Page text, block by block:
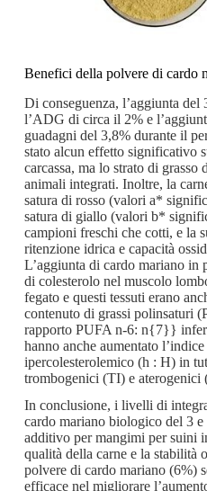
Benefici della polvere di cardo
Di conseguenza, l’aggiunta
l’ADG di circa il 2% e
guadagni del 3,8% durante il
stato alcun effetto significativo
carcassa, ma lo strato di grasso
animali integrati. Inoltre, la
satura di rosso (valori a*
satura di giallo (valori b*
campioni freschi che cotti, e la
ritenzione idrica e capacità
L’aggiunta di cardo mariano in
di colesterolo nel muscolo
fegato e questi tessuti erano
contenuto di grassi polinsaturi
rapporto PUFA n-6: n{7}}
hanno anche aumentato
ipercolesterolemico (h : H) in
trombogenici (TI) e aterogenici
In conclusione, i livelli di
cardo mariano biologico del 3
additivo per mangimi per suini
qualità della carne e la stabilità
polvere di cardo mariano (6%)
efficace nel migliorare